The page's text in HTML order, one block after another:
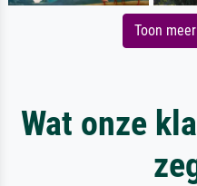
Toon
Wat onze